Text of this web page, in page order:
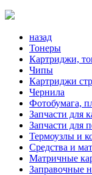
назад
Тонеры
Картриджи,
Чипы
Картриджи
Чернила
Фотобумага,
Запчасти для
Запчасти для
Термоузлы и
Средства и
Матричные
Заправочные